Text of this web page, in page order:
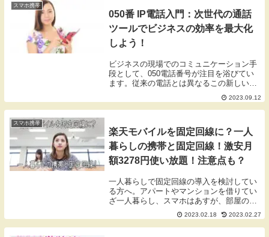
スマホ携帯
050番 IP電話入門：次世代の通話
ツールでビジネスの効率を最大化
しよう！
ビジネスの現場でのコミュニケーション手
段として、050電話番号が注目を浴びてい
ます。従来の電話とは異なるこの新しい通
信手段は、どのような特徴を持ち、なぜ多
くのビジネスパーソンに支持されているの
でしょうか。また、050電話番号を利用す
2023.09.12
スマホ携帯
楽天モバイルを固定回線に？一人
暮らしの携帯と固定回線！激安月
額3278円使い放題！注意点も？
一人暮らしで固定回線の導入を検討してい
る方へ。アパートやマンションを借りてい
ざ一人暮らし、スマホはあすが、部屋のネ
ットで固定回線をどうしよう？光回線、
WiMAX、モバイルWi-Fiか？検討するとス
マホと固定回線で1万円近くなります。一
2023.02.18 2023.02.27